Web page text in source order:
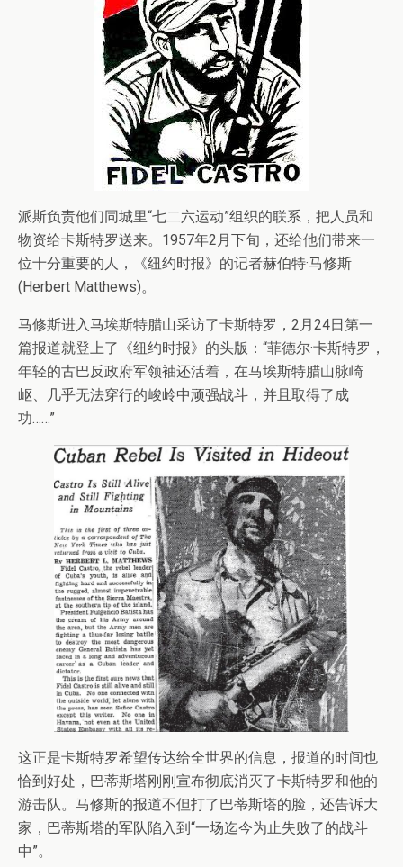
派斯负责他们同城里“七二六运动”组织的联系，把人员和
物资给卡斯特罗送来。1957年2月下旬，还给他们带来一
位十分重要的人，《纽约时报》的记者赫伯特·马修斯
(Herbert Matthews)。
马修斯进入马埃斯特腊山采访了卡斯特罗，2月24日第一
篇报道就登上了《纽约时报》的头版：“菲德尔·卡斯特罗，
年轻的古巴反政府军领袖还活着，在马埃斯特腊山脉崎
岖、几乎无法穿行的峻岭中顽强战斗，并且取得了成
功……”
这正是卡斯特罗希望传达给全世界的信息，报道的时间也
恰到好处，巴蒂斯塔刚刚宣布彻底消灭了卡斯特罗和他的
游击队。马修斯的报道不但打了巴蒂斯塔的脸，还告诉大
家，巴蒂斯塔的军队陷入到“一场迄今为止失败了的战斗
中”。